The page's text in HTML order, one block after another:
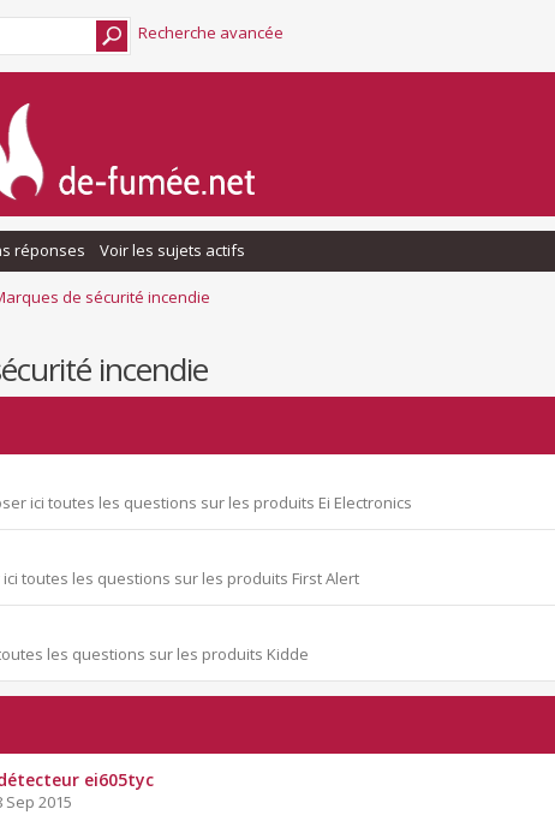
Recherche avancée
réponses Voir les sujets actifs
de sécurité incendie
incendie
ici toutes les questions sur les produits Ei Electronics
ici toutes les questions sur les produits First Alert
les questions sur les produits Kidde
ei605tyc
Sep 2015